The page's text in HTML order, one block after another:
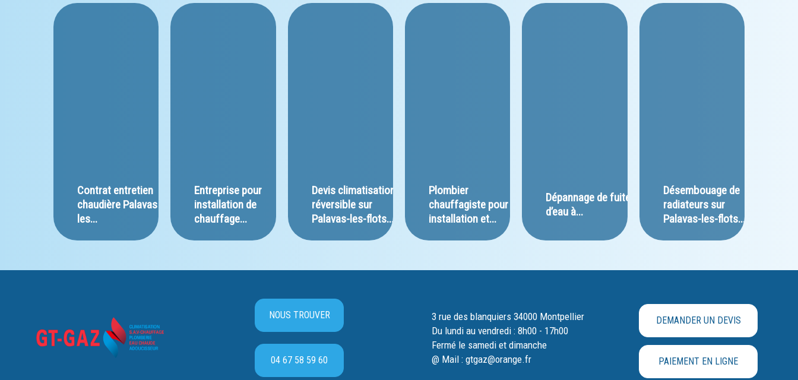
Contrat entretien
chaudière Palavas
les...
Entreprise pour
installation de
chauffage...
﻿Devis climatisation
réversible sur
Palavas-les-flots...
Plombier
chauffagiste pour
installation et...
﻿Dépannage de fuite
d’eau à...
﻿Désembouage de
radiateurs sur
Palavas-les-flots...
NOUS TROUVER
04 67 58 59 60
3 rue des blanquiers 34000 Montpellier
Du lundi au vendredi : 8h00 - 17h00
Fermé le samedi et dimanche
@ Mail : gtgaz@orange.fr
DEMANDER UN DEVIS
PAIEMENT EN LIGNE